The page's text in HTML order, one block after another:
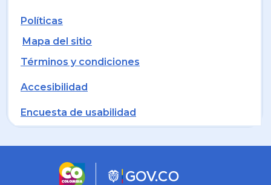
Políticas
Mapa del sitio
Términos y condiciones
Accesibilidad
Encuesta de usabilidad